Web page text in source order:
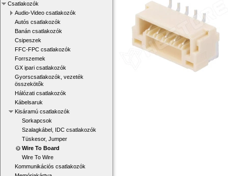
Csatlakozók
Audio-Video csatlakozók
Autós csatlakozók
Banán csatlakozók
Csipeszek
FFC-FPC csatlakozók
Forrszemek
GX ipari csatlakozók
Gyorscsatlakozók, vezeték
összekötők
Hálózati csatlakozók
Kábelsaruk
Kisáramú csatlakozók
Sorkapcsok
Szalagkábel, IDC csatlakozók
Tüskesor, Jumper
Wire To Board
Wire To Wire
Kommunikációs csatlakozók